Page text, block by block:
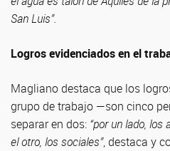
San Luis”.
Logros evidenciados en el
Magliano destaca que los
grupo de trabajo —son cinco
separar en dos: “por un lado,
el otro, los sociales”, destaca y